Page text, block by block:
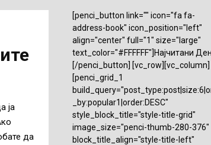
ја
да
[penci_button link="" icon="fa fa-
address-book" icon_position="left"
align="center" full="1" size="large"
text_color="#FFFFFF"]Најчитани
[/penci_button] [vc_row][vc_column]
[penci_grid_1
_by:popular1|order:DESC"
style_block_title="style-title-grid"
image_size="penci-thumb-280-376"
block_title_align="style-title-left"